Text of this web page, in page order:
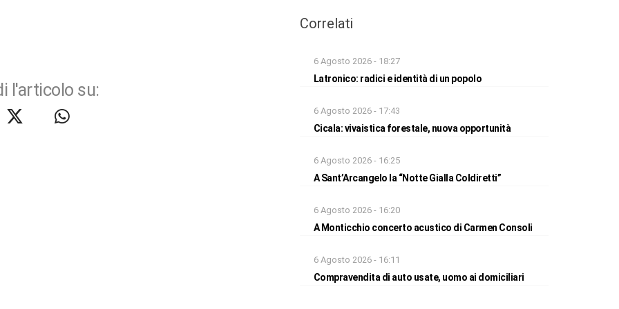
l'articolo su:
Correlati
6 Agosto 2026 - 18:27
Latronico: radici e identità di un popolo
6 Agosto 2026 - 17:43
Cicala: vivaistica forestale, nuova opportunità
6 Agosto 2026 - 16:25
A Sant’Arcangelo la “Notte Gialla Coldiretti”
6 Agosto 2026 - 16:20
A Monticchio concerto acustico di Carmen Consoli
6 Agosto 2026 - 16:11
Compravendita di auto usate, uomo ai domiciliari